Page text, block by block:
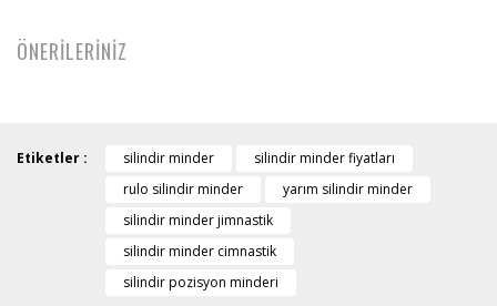
ÖNERİLERİNİZ
Etiketler : silindir minder
silindir minder fiyatları
rulo silindir minder
yarım silindir minder
silindir minder jimnastik
silindir minder cimnastik
silindir pozisyon minderi